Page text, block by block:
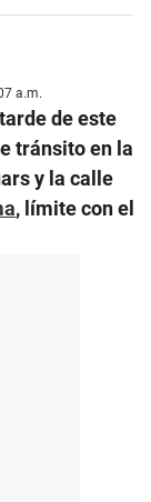
a.m.
de este
tránsito en la
y la calle
, límite con el